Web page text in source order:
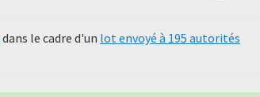
dans le cadre d'un lot envoyé à 195 autorités